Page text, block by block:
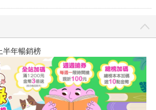
半年暢銷榜